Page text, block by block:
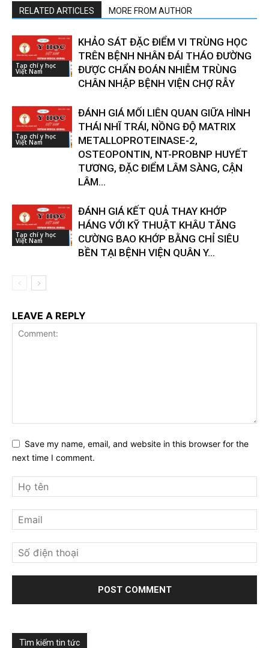
RELATED ARTICLES MORE FROM AUTHOR
Tạp chí y học
Việt Nam
KHẢO SÁT ĐẶC ĐIỂM VI TRÙNG HỌC
TRÊN BỆNH NHÂN ĐÁI THÁO ĐƯỜNG
ĐƯỢC CHẨN ĐOÁN NHIỄM TRÙNG
CHÂN NHẬP BỆNH VIỆN CHỢ RẪY
Tạp chí y học
Việt Nam
ĐÁNH GIÁ MỐI LIÊN QUAN GIỮA HÌNH
THÁI NHĨ TRÁI, NỒNG ĐỘ MATRIX
METALLOPROTEINASE-2,
OSTEOPONTIN, NT-PROBNP HUYẾT
TƯƠNG, ĐẶC ĐIỂM LÂM SÀNG, CẬN
LÂM...
Tạp chí y học
Việt Nam
ĐÁNH GIÁ KẾT QUẢ THAY KHỚP
HÁNG VỚI KỸ THUẬT KHÂU TĂNG
CƯỜNG BAO KHỚP BẰNG CHỈ SIÊU
BỀN TẠI BỆNH VIỆN QUÂN Y...
LEAVE A REPLY
Save my name, email, and website in this browser for the
next time I comment.
Tìm kiếm tin tức